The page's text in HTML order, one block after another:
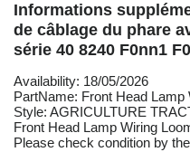
Informations
de câblage du phare
série 40 8240 F0nn1
Availability: 18/05/2026
PartName: Front Head Lamp
Style: AGRICULTURE
Front Head Lamp Wiring
Please check condition by